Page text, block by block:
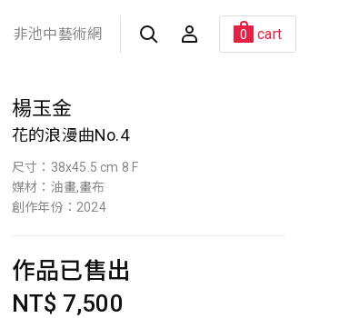
非池中藝術網 0 cart
楊玉金
花的浪漫曲No.4
尺寸：38x45.5 cm 8 F
媒材：油畫,畫布
創作年份：2024
作品已售出
NT$ 7,500